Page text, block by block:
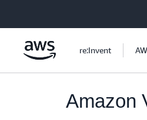
re:Invent
Amazon